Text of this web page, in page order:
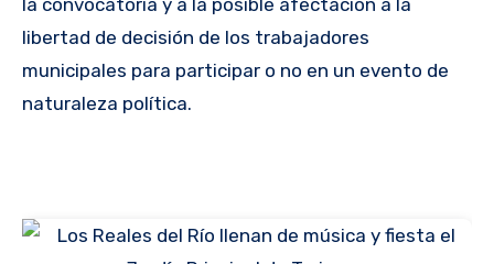
la convocatoria y a la posible afectación a la
libertad de decisión de los trabajadores
municipales para participar o no en un evento de
naturaleza política.